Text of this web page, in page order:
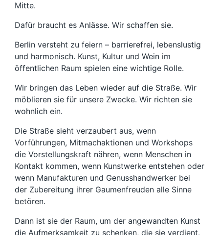
Mitte.
Dafür braucht es Anlässe. Wir schaffen sie.
Berlin versteht zu feiern – barrierefrei, lebenslustig
und harmonisch. Kunst, Kultur und Wein im
öffentlichen Raum spielen eine wichtige Rolle.
Wir bringen das Leben wieder auf die Straße. Wir
möblieren sie für unsere Zwecke. Wir richten sie
wohnlich ein.
Die Straße sieht verzaubert aus, wenn
Vorführungen, Mitmachaktionen und Workshops
die Vorstellungskraft nähren, wenn Menschen in
Kontakt kommen, wenn Kunstwerke entstehen oder
wenn Manufakturen und Genusshandwerker bei
der Zubereitung ihrer Gaumenfreuden alle Sinne
betören.
Dann ist sie der Raum, um der angewandten Kunst
die Aufmerksamkeit zu schenken, die sie verdient.